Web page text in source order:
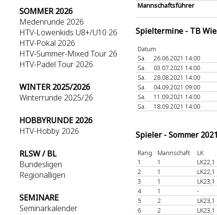
SOMMER 2026
Medenrunde 2026
HTV-Löwenkids U8+/U10 26
HTV-Pokal 2026
HTV-Summer-Mixed Tour 26
HTV-Padel Tour 2026
WINTER 2025/2026
Winterrunde 2025/26
HOBBYRUNDE 2026
HTV-Hobby 2026
RLSW / BL
Bundesligen
Regionalligen
SEMINARE
Seminarkalender
Mannschaftsführer
Spieltermine - TB
Datum
Sa.
26.06.2021 14:00
Sa.
03.07.2021 14:00
Sa.
28.08.2021 14:00
Sa.
04.09.2021 09:00
Sa.
11.09.2021 14:00
Sa.
18.09.2021 14:00
Spieler - Sommer
Rang Mannschaft
LK
1
1
LK22,1
2
1
LK22,1
3
1
LK23,1
4
1
-
5
2
LK23,1
6
2
LK23,1